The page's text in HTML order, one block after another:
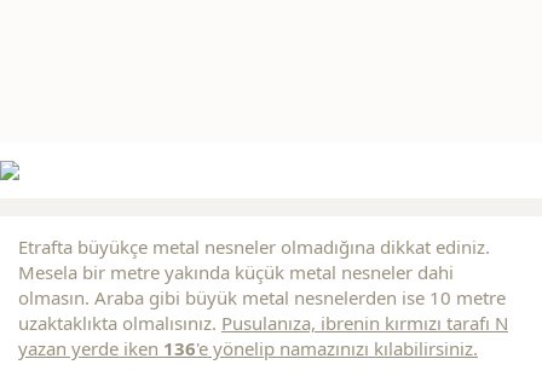
Etrafta büyükçe metal nesneler olmadığına dikkat ediniz.
Mesela bir metre yakında küçük metal nesneler dahi
olmasın. Araba gibi büyük metal nesnelerden ise 10 metre
uzaktaklıkta olmalısınız. Pusulanıza, ibrenin kırmızı tarafı N
yazan yerde iken 136'e yönelip namazınızı kılabilirsiniz.